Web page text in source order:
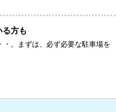
方も
。まずは、必ず必要な駐車場を